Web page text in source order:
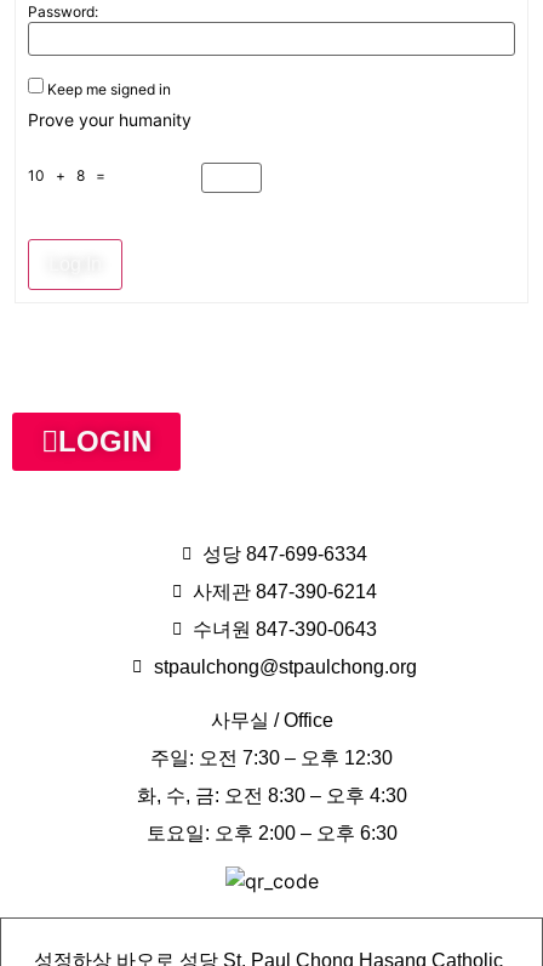
Password:
Keep me signed in
Prove your humanity
10 + 8 =
LOGIN
성당 847-699-6334
사제관 847-390-6214
수녀원 847-390-0643
stpaulchong@stpaulchong.org
사무실 / Office
주일: 오전 7:30 – 오후 12:30
화, 수, 금: 오전 8:30 – 오후 4:30
토요일: 오후 2:00 – 오후 6:30
성정하상 바오로 성당 St. Paul Chong Hasang Catholic